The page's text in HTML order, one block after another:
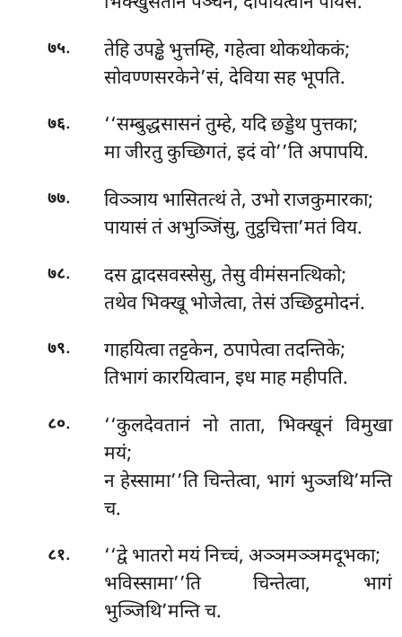
७५.
तेहि उपड्ढे भुत्तम्हि, गहेत्वा थोकथोककं;
सोवण्णसरकेने’सं, देविया सह भूपति.
७६.
‘‘सम्बुद्धसासनं तुम्हे, यदि छड्डेथ पुत्तका;
मा जीरतु कुच्छिगतं, इदं वो’’ति अपापयि.
७७.
विञ्ञाय भासितत्थं ते, उभो राजकुमारका;
पायासं तं अभुञ्जिंसु, तुट्ठचित्ता’मतं विय.
७८.
दस द्वादसवस्सेसु, तेसु वीमंसनत्थिको;
तथेव भिक्खू भोजेत्वा, तेसं उच्छिट्ठमोदनं.
७९. गाहयित्वातट्टकेन, ठपापेत्वा तदन्तिके;
तिभागं कारयित्वान, इध माह महीपति.
८०.
‘‘कुलदेवतानं नो ताता, भिक्खूनं विमुखा
मयं;
न हेस्सामा’’ति चिन्तेत्वा, भागं भुञ्जथि’मन्ति
च.
८१.
‘‘द्वे भातरो मयं निच्चं, अञ्ञमञ्ञमदूभका;
भविस्सामा’’ति चिन्तेत्वा, भागं
भुञ्जिथि’मन्ति च.